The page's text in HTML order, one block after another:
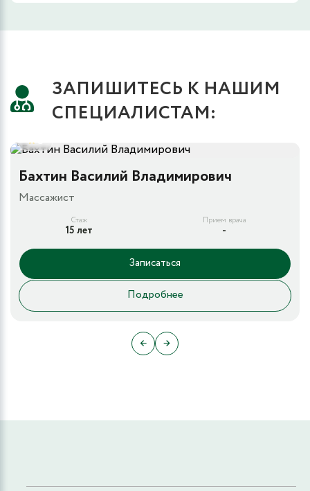
ЗАПИШИТЕСЬ К НАШИМ
СПЕЦИАЛИСТАМ:
5
Бахтин Василий Владимирович
Массажист
Стаж
15 лет
Прием врача
-
Записаться
Подробнее
← →